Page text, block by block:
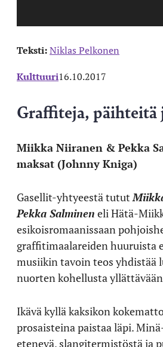
Teksti:Niklas Pelkonen
Kulttuuri16.10.2017
Graffiteja,
Miikka Niiranen & Pekka
maksat (Johnny Kniga)
Gasellit-yhtyeestä tutut
Pekka Salminen eli Hätä-
esikoisromaanissaan
graffitimaalareiden huuruista
musiikin tavoin teos yhdistää
nuorten kohellusta
Ikävä kyllä kaksikon
prosaisteina paistaa läpi.
etenevä, slangitermistöstä ja